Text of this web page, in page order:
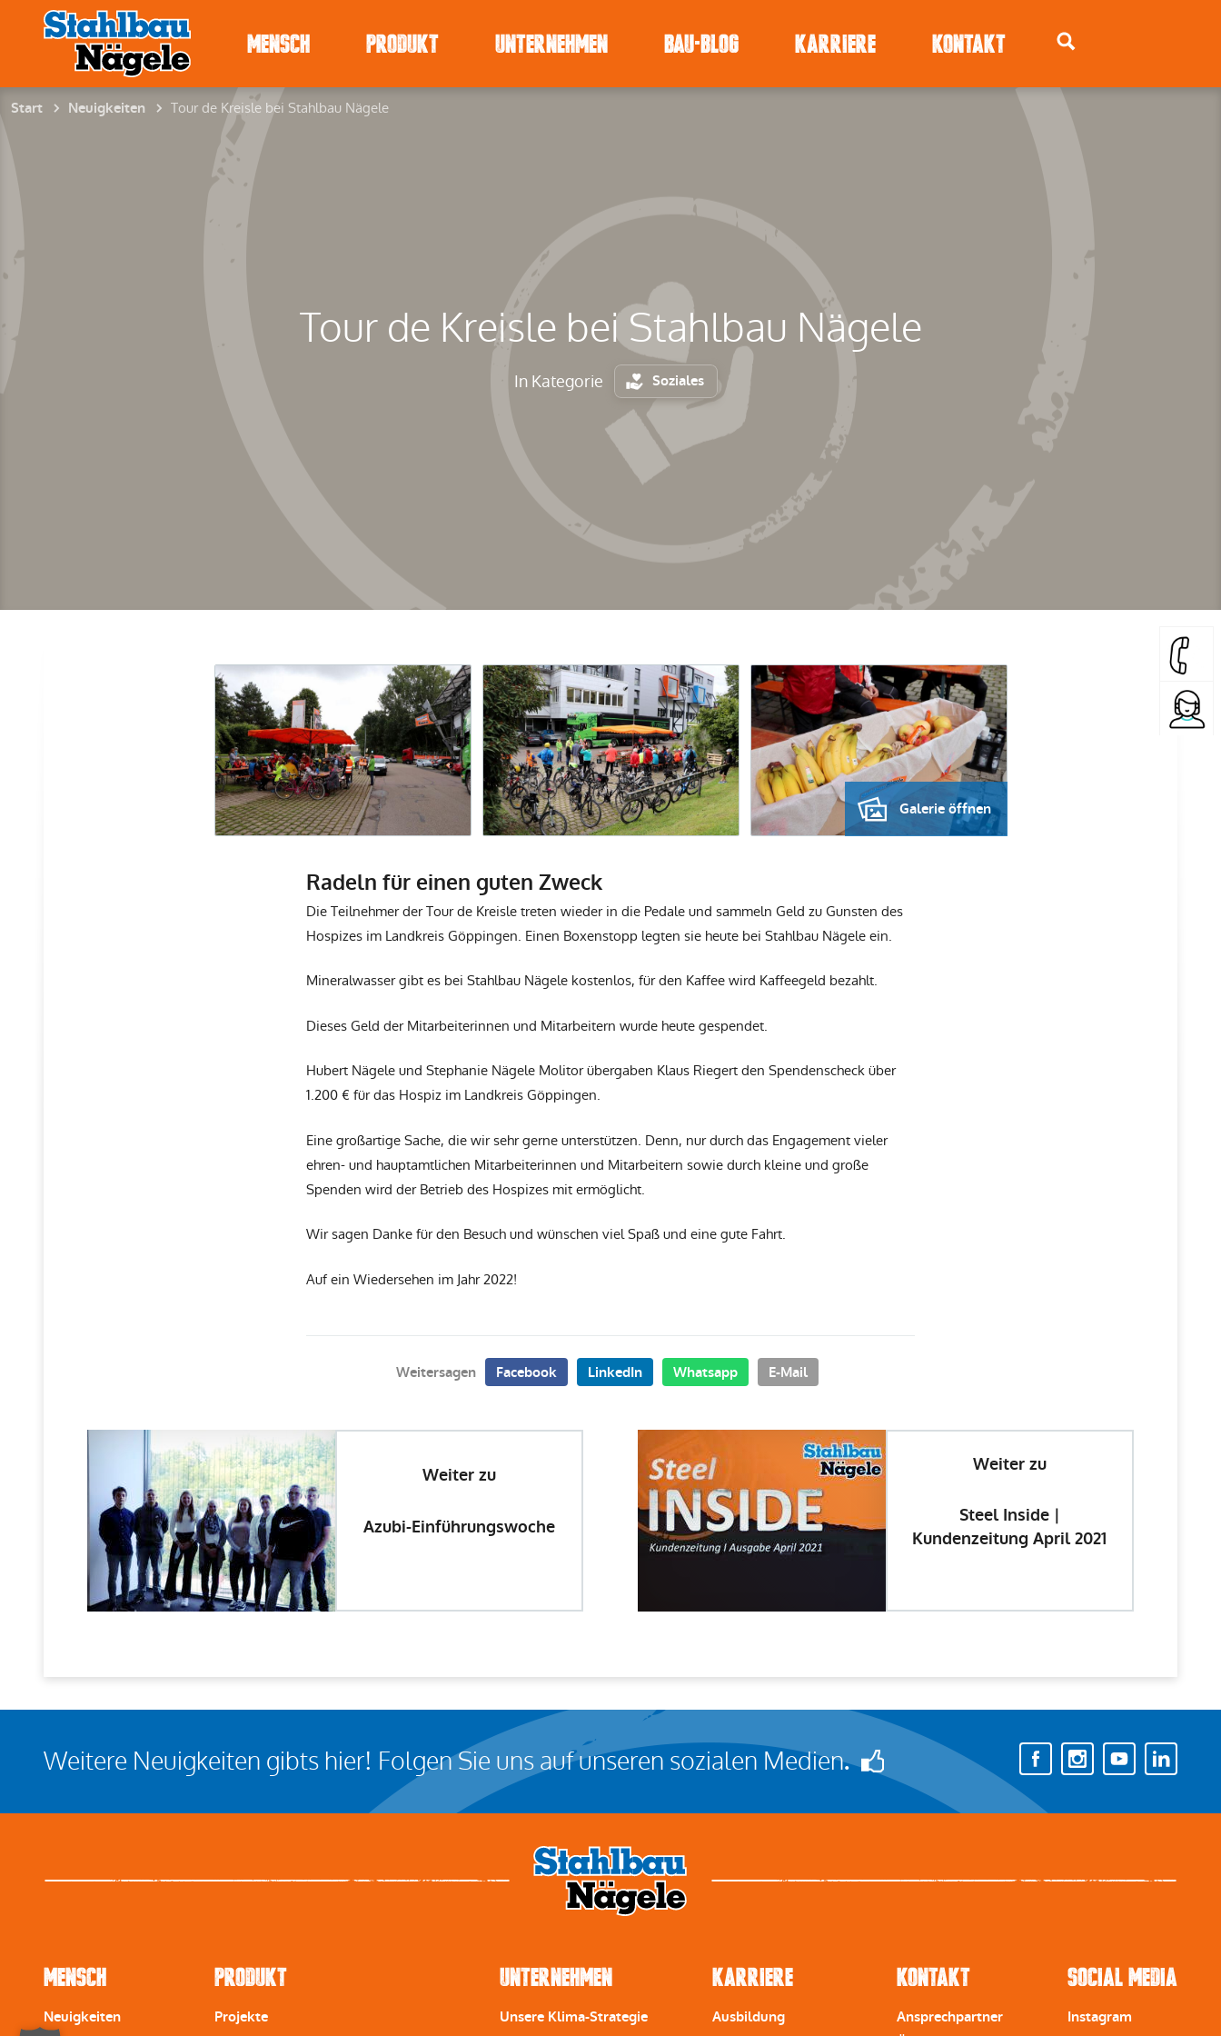
MENSCH PRODUKT UNTERNEHMEN BAU-BLOG KARRIERE KONTAKT
Start Neuigkeiten Tour de Kreisle bei Stahlbau Nägele
Tour de Kreisle bei Stahlbau Nägele
In Kategorie Soziales
Galerie öffnen
Radeln für einen guten Zweck
Die Teilnehmer der Tour de Kreisle treten wieder in die Pedale und sammeln Geld zu Gunsten des
Hospizes im Landkreis Göppingen. Einen Boxenstopp legten sie heute bei Stahlbau Nägele ein.
Mineralwasser gibt es bei Stahlbau Nägele kostenlos, für den Kaffee wird Kaffeegeld bezahlt.
Dieses Geld der Mitarbeiterinnen und Mitarbeitern wurde heute gespendet.
Hubert Nägele und Stephanie Nägele Molitor übergaben Klaus Riegert den Spendenscheck über
1.200 € für das Hospiz im Landkreis Göppingen.
Eine großartige Sache, die wir sehr gerne unterstützen. Denn, nur durch das Engagement vieler
ehren- und hauptamtlichen Mitarbeiterinnen und Mitarbeitern sowie durch kleine und große
Spenden wird der Betrieb des Hospizes mit ermöglicht.
Wir sagen Danke für den Besuch und wünschen viel Spaß und eine gute Fahrt.
Auf ein Wiedersehen im Jahr 2022!
Weitersagen Facebook LinkedIn Whatsapp E-Mail
Weiter zu
Azubi-Einführungswoche
Weiter zu
Steel Inside |
Kundenzeitung April 2021
Weitere Neuigkeiten gibts hier! Folgen Sie uns auf unseren sozialen Medien.
Mensch
Neuigkeiten
Produkt
Projekte
Unternehmen
Unsere Klima-Strategie
Karriere
Ausbildung
Kontakt
Ansprechpartner
Social Media
Instagram